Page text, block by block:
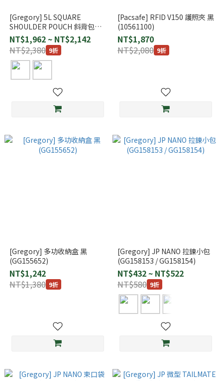
[Gregory] 5L SQUARE
SHOULDER POUCH 斜背包
(GG155677)
NT$1,962 ~ NT$2,142
NT$2,380 9折
[Pacsafe] RFID V150 護照夾 黑
(10561100)
NT$1,870
NT$2,080 9折
[Gregory] 多功收納盒 黑
(GG155652)
NT$1,242
NT$1,380 9折
[Gregory] JP NANO 拉鍊小包
(GG158153 / GG158154)
NT$432 ~ NT$522
NT$580 9折